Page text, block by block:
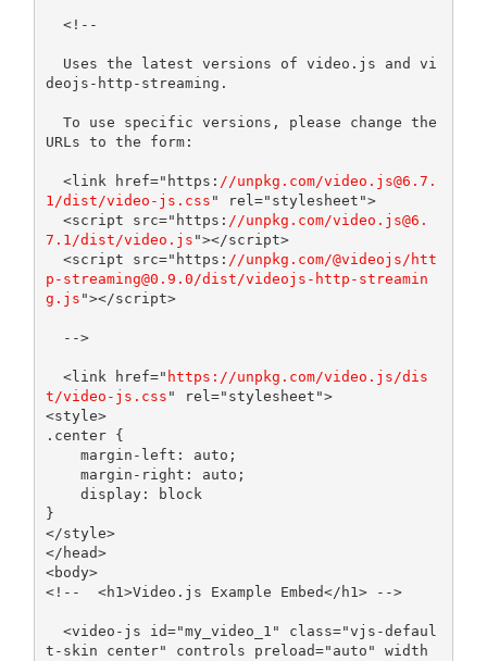
<!--
deojs-http-streaming.
URLs to the form:
  <link href="https:
//unpkg.com/video.js@6.7.
1/dist/video-js.css " rel="stylesheet">
  <script src="https:
//unpkg.com/video.js@6.
7.1/dist/video.js "></script>
  <script src="https:
//unpkg.com/@videojs/htt
p-streaming@0.9.0/dist/videojs-http-streamin
g.js "></script>
  -->
<link href=" https://unpkg.com/video.js/dis
t/video-js.css " rel="stylesheet">
<style>
. center {
    margin
- left : auto ;
    margin
- right : auto ;
    display
:
block
}
</style>
</head>
<body>
<!--  <h1>Video.js Example Embed</h1> -->
<video-js id="my_video_1" class="vjs-defaul
t-skin center"
controls preload="auto"
width